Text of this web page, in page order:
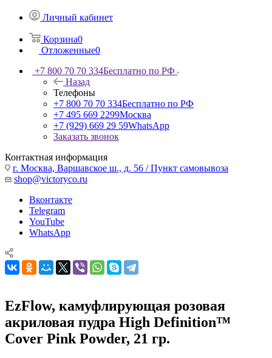
Личный кабинет
Корзина0
Отложенные0
+7 800 70 70 334Бесплатно по РФ
Назад
Телефоны
+7 800 70 70 334Бесплатно по РФ
+7 495 669 2299Москва
+7 (929) 669 29 59WhatsApp
Заказать звонок
Контактная информация
г. Москва, Варшавское ш., д. 56 / Пункт самовывоза
shop@victoryco.ru
Вконтакте
Telegram
YouTube
WhatsApp
EzFlow, камуфлирующая розовая
акриловая пудра High Definition™
Cover Pink Powder, 21 гр.